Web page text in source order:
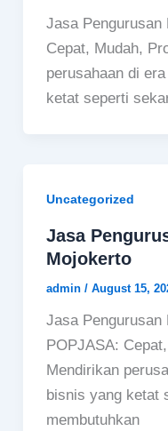
Jasa Pengurusan
Cepat, Mudah,
perusahaan di
ketat seperti
Uncategorized
Jasa
Mojokerto
admin / August 15,
Jasa Pengurusan
POPJASA:
Mendirikan
bisnis yang ketat
membutuhkan